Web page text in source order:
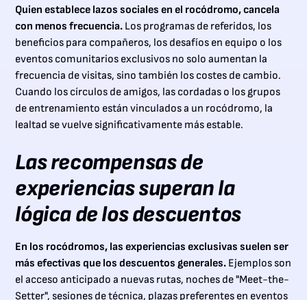
Quien establece lazos sociales en el rocódromo, cancela
con menos frecuencia. Los programas de referidos, los
beneficios para compañeros, los desafíos en equipo o los
eventos comunitarios exclusivos no solo aumentan la
frecuencia de visitas, sino también los costes de cambio.
Cuando los círculos de amigos, las cordadas o los grupos
de entrenamiento están vinculados a un rocódromo, la
lealtad se vuelve significativamente más estable.
Las recompensas de
experiencias superan la
lógica de los descuentos
En los rocódromos, las experiencias exclusivas suelen ser
más efectivas que los descuentos generales. Ejemplos son
el acceso anticipado a nuevas rutas, noches de "Meet-the-
Setter", sesiones de técnica, plazas preferentes en eventos